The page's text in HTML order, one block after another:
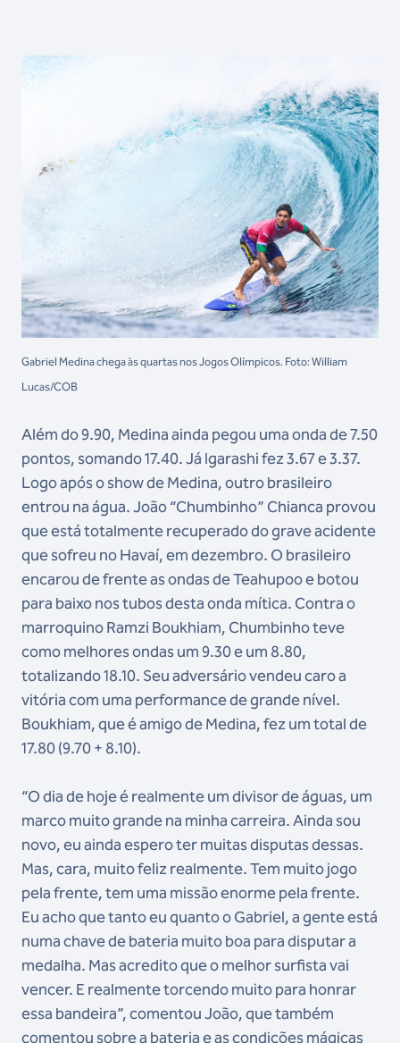
Gabriel Medina chega às quartas nos Jogos Olímpicos. Foto: William
Lucas/COB
Além do 9.90, Medina ainda pegou uma onda de 7.50
pontos, somando 17.40. Já Igarashi fez 3.67 e 3.37.
Logo após o show de Medina, outro brasileiro
entrou na água. João “Chumbinho” Chianca provou
que está totalmente recuperado do grave acidente
que sofreu no Havaí, em dezembro. O brasileiro
encarou de frente as ondas de Teahupoo e botou
para baixo nos tubos desta onda mítica. Contra o
marroquino Ramzi Boukhiam, Chumbinho teve
como melhores ondas um 9.30 e um 8.80,
totalizando 18.10. Seu adversário vendeu caro a
vitória com uma performance de grande nível.
Boukhiam, que é amigo de Medina, fez um total de
17.80 (9.70 + 8.10).
“O dia de hoje é realmente um divisor de águas, um
marco muito grande na minha carreira. Ainda sou
novo, eu ainda espero ter muitas disputas dessas.
Mas, cara, muito feliz realmente. Tem muito jogo
pela frente, tem uma missão enorme pela frente.
Eu acho que tanto eu quanto o Gabriel, a gente está
numa chave de bateria muito boa para disputar a
medalha. Mas acredito que o melhor surfista vai
vencer. E realmente torcendo muito para honrar
essa bandeira”, comentou João, que também
comentou sobre a bateria e as condições mágicas